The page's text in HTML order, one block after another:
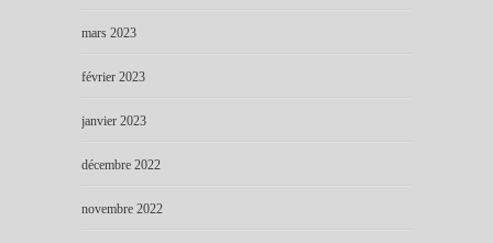
mars 2023
février 2023
janvier 2023
décembre 2022
novembre 2022